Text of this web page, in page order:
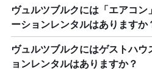
ま
す
表
の
Y
軸
ヴュルツブルクには「エアコ
ーションレンタルはありますか
ヴュルツブルクにはゲストハ
ョンレンタルはありますか？